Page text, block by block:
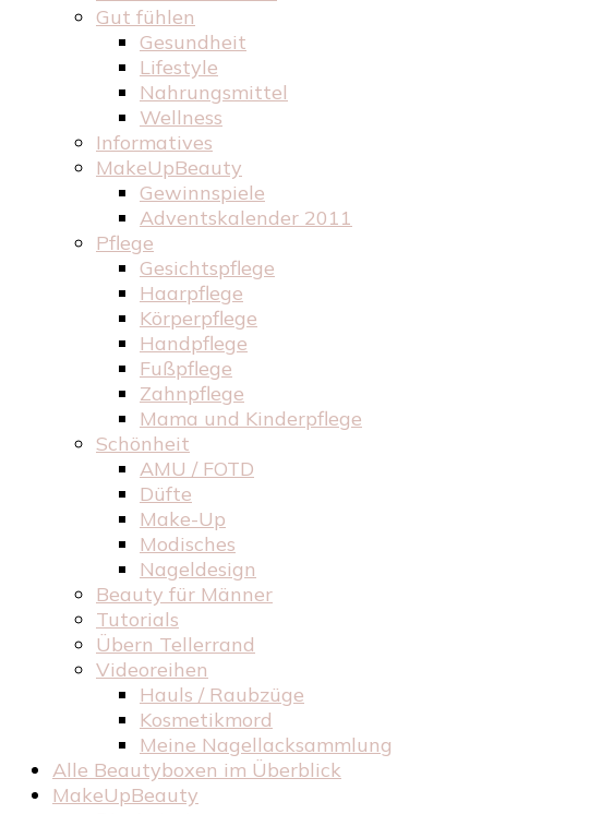
Gut fühlen
Gesundheit
Lifestyle
Nahrungsmittel
Wellness
Informatives
MakeUpBeauty
Gewinnspiele
Adventskalender 2011
Pflege
Gesichtspflege
Haarpflege
Körperpflege
Handpflege
Fußpflege
Zahnpflege
Mama und Kinderpflege
Schönheit
AMU / FOTD
Düfte
Make-Up
Modisches
Nageldesign
Beauty für Männer
Tutorials
Übern Tellerrand
Videoreihen
Hauls / Raubzüge
Kosmetikmord
Meine Nagellacksammlung
Alle Beautyboxen im Überblick
MakeUpBeauty